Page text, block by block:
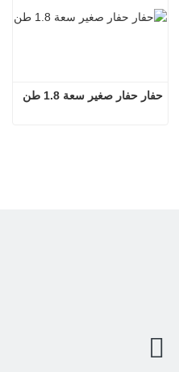
حفار حفار صغير سعة 1.8 طن